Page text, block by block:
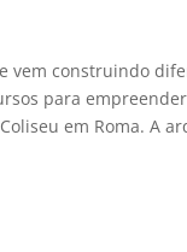
vem construindo
para
em Roma. A